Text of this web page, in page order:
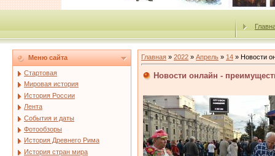
Меню сайта
Стартовая
Мировая история
История России
Лента
События и даты
Фотообзоры
История Древнего Рима
История стран мира
Главная » 2022 » Апрель » 14 » Новости
Новости онлайн -